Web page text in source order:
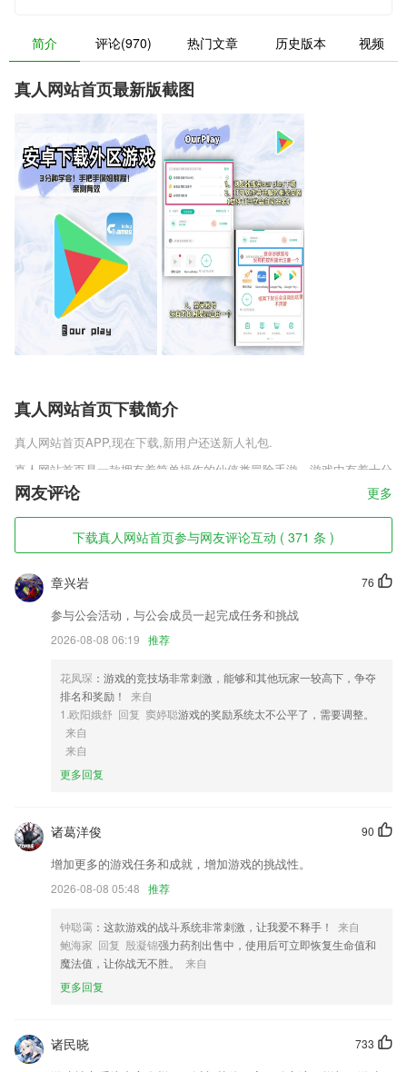
简介 评论(970) 热门文章 历史版本 视频
真人网站首页最新版截图
真人网站首页下载简介
真人网站首页APP,现在下载,新用户还送新人礼包.
真人网站首页是一款拥有着简单操作的仙侠类冒险手游。游戏中有着十分
玄幻的风格特色，同时也让你感受到独一无二的冒险故事。并且，游戏中
更有超多副本让你挑战，众多任务让你随意完成，同时还有更多奖励，能
够让你变得更强，更快的融入进这个世界。
真人网站首页软件特色
1,独家资源信息提供，总有你满意的素材信息推荐给你去进行体验；
2,全国路线布局，想到哪儿就到哪儿
3,各种日语学习方法的讲解，从背单词开始，不断闯关深入学习
5,查询创业商机，筛选优质好项目，满足广大用户的项目查询需求;
6,一键缓存，免流量，随时随地过书瘾。
真人网站首页软件优势
会自动记录。
2.：每一次沟通都是陪宝宝成长的记录
3.自行寻找答案的速度非常快，用户上传之后只需要等待20秒就可以得到
4.学习打卡课后练习打卡,学以致用,充分消化知识,并获得反馈;
5.每天不断学习各种课程内容，让大家有更好的游戏体验
6.计算过程将加深你的记忆力,2265以动画的形式展现在你面前,每一天都
真人网站首页更新了什么?
中标价查询帮助用户及时高效的查询行业数据
网友评论 更多
下载真人网站首页参与网友评论互动 ( 371 条 )
76
章兴岩
参与公会活动，与公会成员一起完成任务和挑战
2026-08-08 06:19 推荐
花凤琛 ：游戏的竞技场非常刺激，能够和其他玩家一较高下，争夺
排名和奖励！
来自
1.欧阳娥舒 回复 窦婷聪游戏的奖励系统太不公平了，需要调整。
来自
来自
更多回复
90
诸葛洋俊
增加更多的游戏任务和成就，增加游戏的挑战性。
2026-08-08 05:48 推荐
钟聪霭 ：这款游戏的战斗系统非常刺激，让我爱不释手！
来自
鲍海家 回复 殷凝锦强力药剂出售中，使用后可立即恢复生命值和
魔法值，让你战无不胜。
来自
更多回复
733
诸民晓